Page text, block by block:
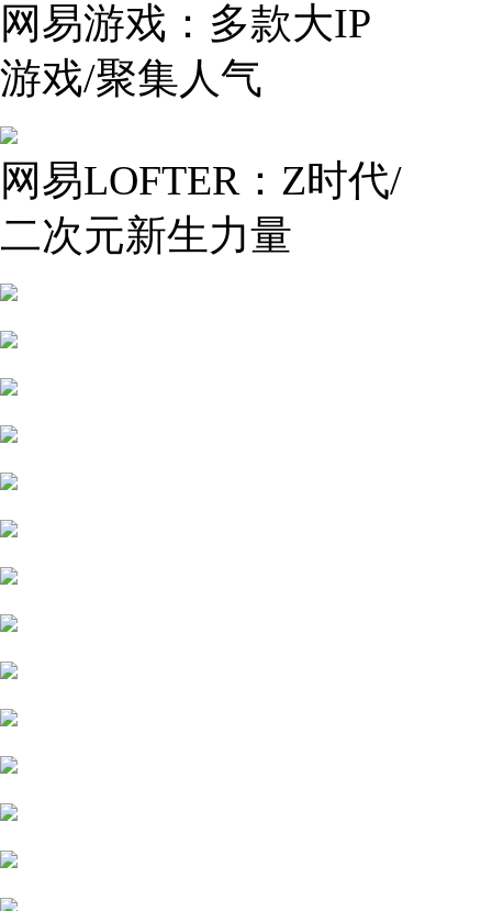
网易游戏：多款大IP
游戏/聚集人气
网易LOFTER：Z时代/
二次元新生力量